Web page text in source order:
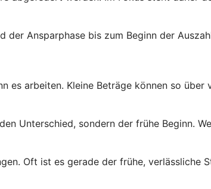
Ansparphase bis zum Beginn der
arbeiten. Kleine Beträge können so über
Unterschied, sondern der frühe Beginn.
Oft ist es gerade der frühe, verlässliche